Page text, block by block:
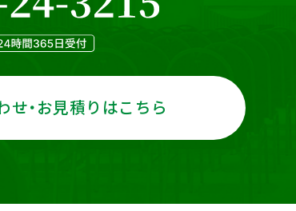
せ・お見積りはこちら